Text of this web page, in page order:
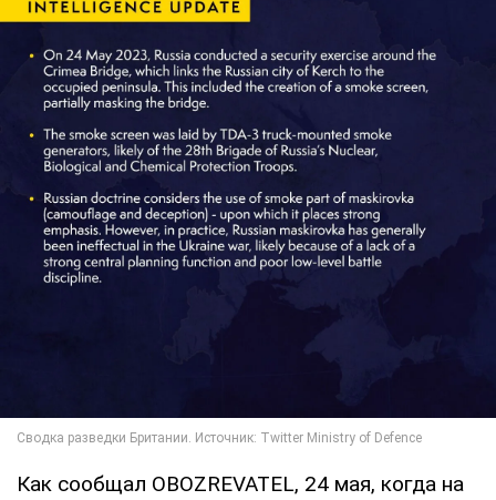
Как сообщал OBOZREVATEL, 24 мая, когда на